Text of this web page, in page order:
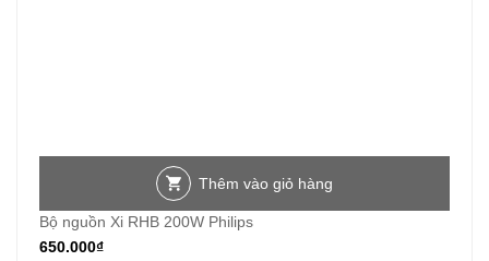
Thêm vào giỏ hàng
Bộ nguồn Xi RHB 200W Philips
650.000₫